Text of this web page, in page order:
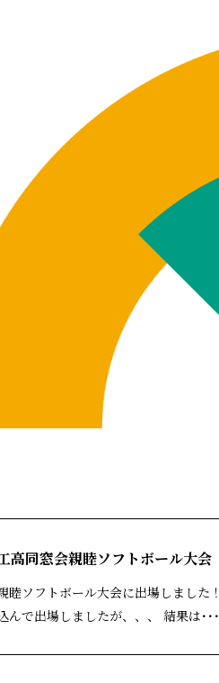
同窓会親睦ソフトボール大会
睦ソフトボール大会に出場しました
んで出場しましたが、、、 結果は･･･